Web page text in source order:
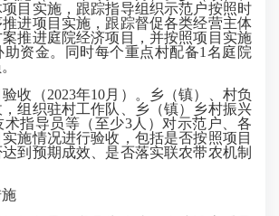
目实施，跟踪指导组织示范户按照时
进项目实施，跟踪督促各类经营主体
推进庭院经济项目，并按照项目实施
助资金。同时每个重点村配备1名庭院
（2023年10月）。乡（镇）、村负
组织驻村工作队、乡（镇）乡村振兴
术指导员等（至少3人）对示范户、各
施情况进行验收，包括是否按照项目
到预期成效、是否落实联农带农机制